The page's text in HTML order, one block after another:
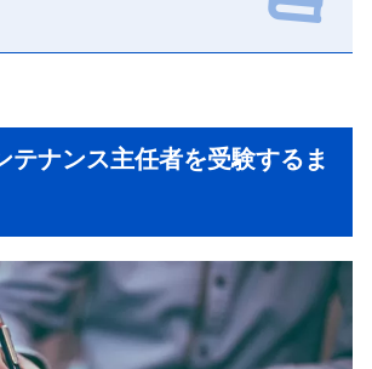
テナンス主任者を受験するま